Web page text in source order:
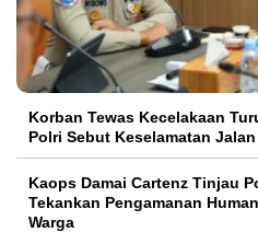
Korban Tewas Kecelakaan
Polri Sebut Keselamatan
Kaops Damai Cartenz Tinjau
Tekankan Pengamanan
Warga